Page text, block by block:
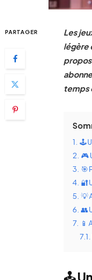
PARTAGER
Les
légère
temps
1. 🕹
2. 🎮
3. 🎯
4. 🔐
5. 💡
6. 👥
7.
📱
7.1.
🕹